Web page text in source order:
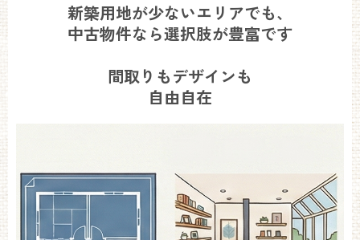
新築用地が少ないエリアでも、
中古物件なら選択肢が豊富です
間取りもデザインも
自由自在